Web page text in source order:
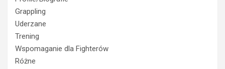
Grappling
Uderzane
Trening
Wspomaganie dla Fighterów
Różne